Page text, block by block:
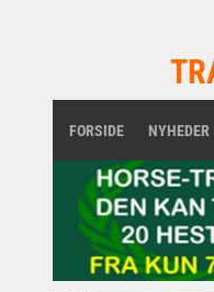
FORSIDE NYHEDER